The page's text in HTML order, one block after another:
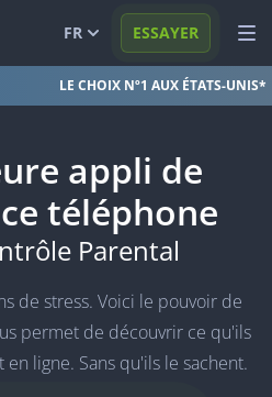
FR
English
Português (BR)
العربية
日本
简体中文
ESSAYER
appli de
téléphone
Parental
LE CHOIX Nº1 AUX ÉTATS-UNIS*
de stress. Voici le pouvoir de
permet de découvrir ce qu'ils
ligne. Sans qu'ils le sachent.